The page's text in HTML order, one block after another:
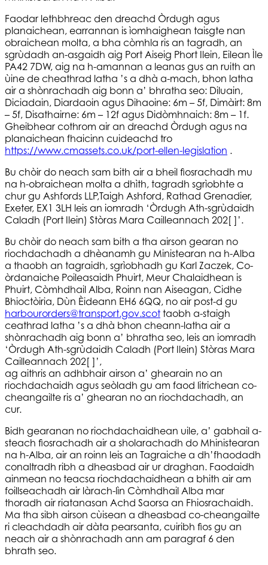
Faodar lethbhreac den dreachd Òrdugh agus
planaichean, earrannan is ìomhaighean taisgte nan
obraichean molta, a bha còmhla ris an tagradh, an
sgrùdadh an-asgaidh aig Port Aiseig Phort Ilein, Eilean Ìle
PA42 7DW, aig na h-amannan a leanas gus an ruith an
ùine de cheathrad latha ’s a dhà a-mach, bhon latha
air a shònrachadh aig bonn a’ bhratha seo: Diluain,
Diciadain, Diardaoin agus Dihaoine: 6m – 5f, Dimàirt: 8m
– 5f, Disathairne: 6m – 12f agus Didòmhnaich: 8m – 1f.
Gheibhear cothrom air an dreachd Òrdugh agus na
planaichean fhaicinn cuideachd tro
https://www.cmassets.co.uk/port-ellen-legislation .
Bu chòir do neach sam bith air a bheil fiosrachadh mu
na h-obraichean molta a dhìth, tagradh sgrìobhte a
chur gu Ashfords LLP,Taigh Ashford, Rathad Grenadier,
Exeter, EX1 3LH leis an iomradh ‘Òrdugh Ath-sgrùdaidh
Caladh (Port Ilein) Stòras Mara Cailleannach 202[ ]’.
Bu chòir do neach sam bith a tha airson gearan no
riochdachadh a dhèanamh gu Ministearan na h-Alba
a thaobh an tagraidh, sgrìobhadh gu Karl Zaczek, Co-
òrdanaiche Poileasaidh Phuirt, Meur Chalaidhean is
Phuirt, Còmhdhail Alba, Roinn nan Aiseagan, Cidhe
Bhioctòiria, Dùn Èideann EH6 6QQ, no air post-d gu
harbourorders@transport.gov.scot taobh a-staigh
ceathrad latha ’s a dhà bhon cheann-latha air a
shònrachadh aig bonn a’ bhratha seo, leis an iomradh
‘Òrdugh Ath-sgrùdaidh Caladh (Port Ilein) Stòras Mara
Cailleannach 202[ ]’,
ag aithris an adhbhair airson a’ ghearain no an
riochdachaidh agus seòladh gu am faod litrichean co-
cheangailte ris a’ ghearan no an riochdachadh, an
cur.
Bidh gearanan no riochdachaidhean uile, a’ gabhail a-
steach fiosrachadh air a sholarachadh do Mhinistearan
na h-Alba, air an roinn leis an Tagraiche a dh’fhaodadh
conaltradh ribh a dheasbad air ur draghan. Faodaidh
ainmean no teacsa riochdachaidhean a bhith air am
foillseachadh air làrach-lìn Còmhdhail Alba mar
thoradh air riatanasan Achd Saorsa an Fhiosrachaidh.
Ma tha sibh airson cùisean a dheasbad co-cheangailte
ri cleachdadh air dàta pearsanta, cuiribh fios gu an
neach air a shònrachadh ann am paragraf 6 den
bhrath seo.